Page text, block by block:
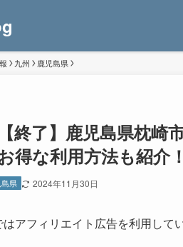
九州 鹿児島県
【終了】鹿児島県枕
得な利用方法も紹介！
県 2024年11月30日
アフィリエイト広告を利用して